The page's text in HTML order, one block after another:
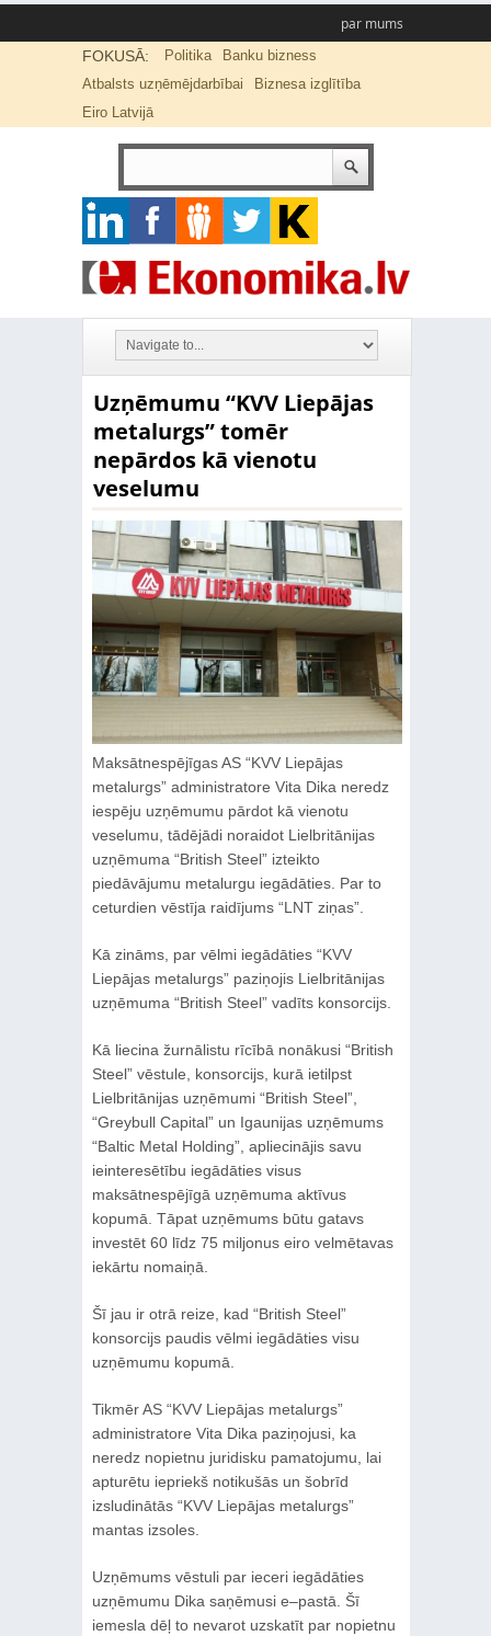
par mums
FOKUSĀ: Politika
Banku bizness
Atbalsts uzņēmējdarbībai
Biznesa izglītība
Eiro Latvijā
Uzņēmumu “KVV Liepājas
metalurgs” tomēr
nepārdos kā vienotu
veselumu
Maksātnespējīgas AS “KVV Liepājas
metalurgs” administratore Vita Dika neredz
iespēju uzņēmumu pārdot kā vienotu
veselumu, tādējādi noraidot Lielbritānijas
uzņēmuma “British Steel” izteikto
piedāvājumu metalurgu iegādāties. Par to
ceturdien vēstīja raidījums “LNT ziņas”.
Kā zināms, par vēlmi iegādāties “KVV
Liepājas metalurgs” paziņojis Lielbritānijas
uzņēmuma “British Steel” vadīts konsorcijs.
Kā liecina žurnālistu rīcībā nonākusi “British
Steel” vēstule, konsorcijs, kurā ietilpst
Lielbritānijas uzņēmumi “British Steel”,
“Greybull Capital” un Igaunijas uzņēmums
“Baltic Metal Holding”, apliecinājis savu
ieinteresētību iegādāties visus
maksātnespējīgā uzņēmuma aktīvus
kopumā. Tāpat uzņēmums būtu gatavs
investēt 60 līdz 75 miljonus eiro velmētavas
iekārtu nomaiņā.
Šī jau ir otrā reize, kad “British Steel”
konsorcijs paudis vēlmi iegādāties visu
uzņēmumu kopumā.
Tikmēr AS “KVV Liepājas metalurgs”
administratore Vita Dika paziņojusi, ka
neredz nopietnu juridisku pamatojumu, lai
apturētu iepriekš notikušās un šobrīd
izsludinātās “KVV Liepājas metalurgs”
mantas izsoles.
Uzņēmums vēstuli par ieceri iegādāties
uzņēmumu Dika saņēmusi e–pastā. Šī
iemesla dēļ to nevarot uzskatīt par nopietnu